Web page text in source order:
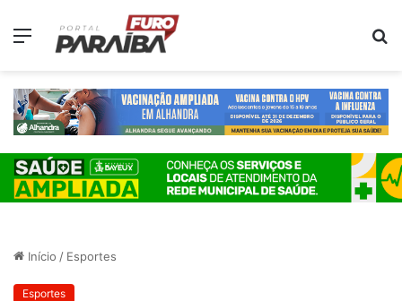
Menu
Início / Esportes
Esportes